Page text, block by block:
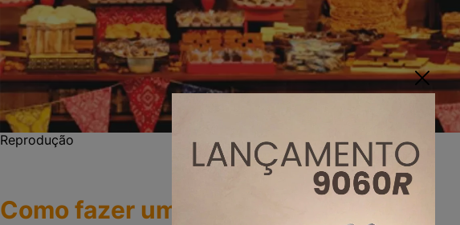
Reprodução
Como fazer uma festa junina